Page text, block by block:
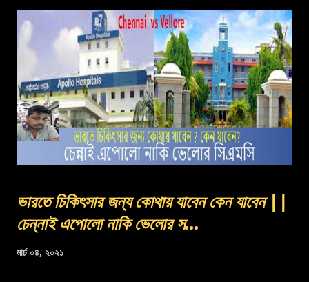
ভারতে চিকিৎসার জন্য কোথায় যাবেন কেন যাবেন ||
চেন্নাই এপোলো নাকি ভেলোর স...
মার্চ ০৪, ২০২১